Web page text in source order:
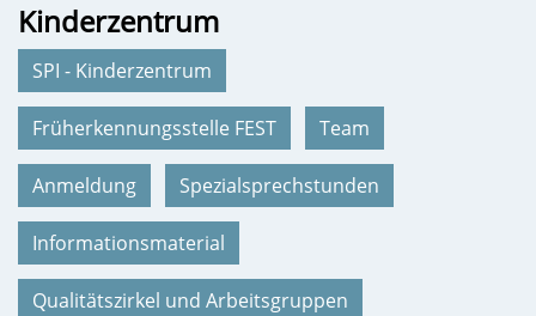
Kinderzentrum
SPI - Kinderzentrum
Früherkennungsstelle FEST Team
Anmeldung Spezialsprechstunden
Informationsmaterial
Qualitätszirkel und Arbeitsgruppen